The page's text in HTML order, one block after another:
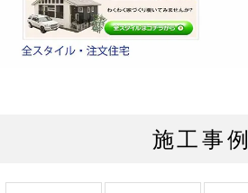
施工事例